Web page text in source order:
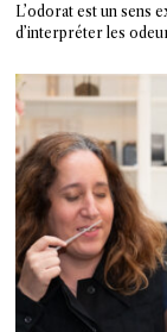
L’odorat est un sens
d’interpréter les